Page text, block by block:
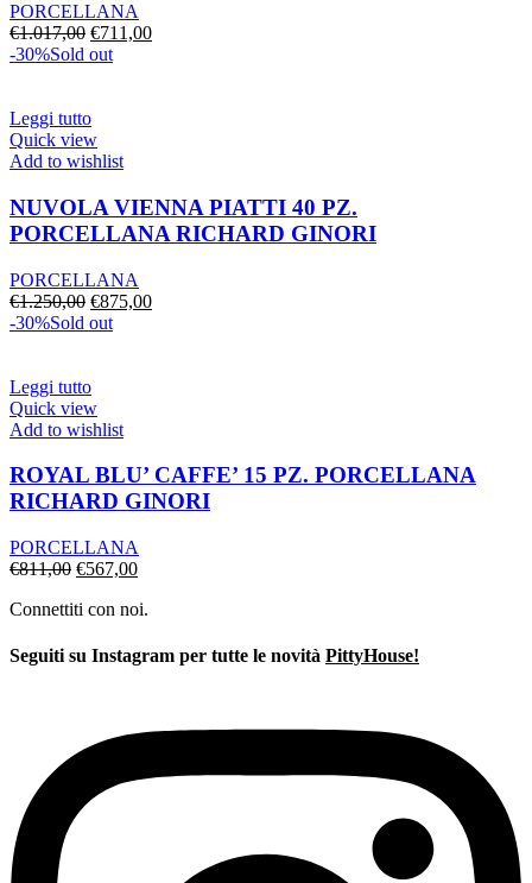
PORCELLANA
€1.017,00 Il
prezzo
€1.017,00.
€711,00Il
-30%Sold out
Leggi tutto
Quick view
Add to wishlist
NUVOLA VIENNA PIATTI 40 PZ.
PORCELLANA RICHARD GINORI
PORCELLANA
€1.250,00 Il
prezzo
€1.250,00.
€875,00Il
-30%Sold out
Leggi tutto
Quick view
Add to wishlist
ROYAL BLU’ CAFFE’ 15 PZ. PORCELLANA
RICHARD GINORI
PORCELLANA
€811,00 Il
originale
€811,00.
€567,00Il
attuale
€567,00.
Connettiti con noi.
Seguiti su Instagram per tutte le novità PittyHouse!